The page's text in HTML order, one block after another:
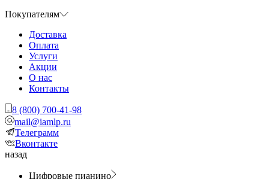
Покупателям
Доставка
Оплата
Услуги
Акции
О нас
Контакты
8 (800) 700-41-98
mail@iamlp.ru
Телеграмм
Вконтакте
назад
Цифровые пианино